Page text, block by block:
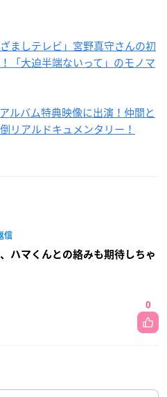
ましテレビ」宮野真守さんの初
「大迫半端ないって」のモノマ
ルバム特典映像に出演！仲間と
リアルドキュメンタリー！
信
ハマくんとの絡みも期待しちゃ
0